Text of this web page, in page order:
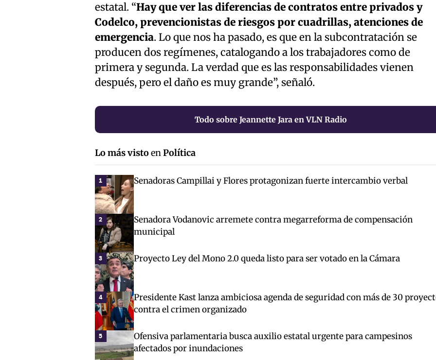
estatal. “Hay que ver las diferencias de contratos entre privados y
Codelco, prevencionistas de riesgos por cuadrillas, atenciones de
emergencia. Lo que nos ha pasado, es que en la subcontratación se
producen dos regímenes, catalogando a los trabajadores como de
primera y segunda. La verdad que es las responsabilidades vienen
después, pero el daño es muy grande”, señaló.
Todo sobre Jeannette Jara en VLN Radio
Lo más vistoenPolítica
1 Senadoras Campillai y Flores protagonizan fuerte intercambio verbal
2
Senadora Vodanovic arremete contra megarreforma de compensación
municipal
3 Proyecto Ley del Mono 2.0 queda listo para ser votado en la Cámara
4
Presidente Kast lanza ambiciosa agenda de seguridad con más de 30
contra el crimen organizado
5
Ofensiva parlamentaria busca auxilio estatal urgente para campesinos
afectados por inundaciones